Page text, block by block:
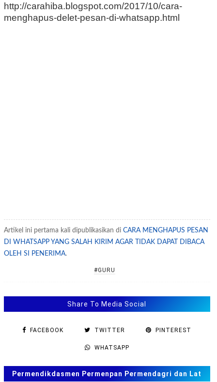
http://carahiba.blogspot.com/2017/10/cara-
menghapus-delet-pesan-di-whatsapp.html
Artikel ini pertama kali dipublikasikan di CARA MENGHAPUS PESAN
DI WHATSAPP YANG SALAH KIRIM AGAR TIDAK DAPAT DIBACA
OLEH SI PENERIMA.
#GURU
Share To Media Social
FACEBOOK TWITTER PINTEREST
WHATSAPP
Permendikdasmen Permenpan Permendagri dan Lat